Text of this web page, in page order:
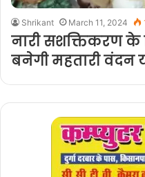
Shrikant March 11, 2024
नारी सशक्तिकरण के
बनेगी महतारी वंदन